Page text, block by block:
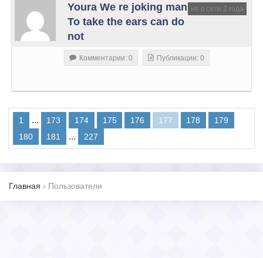
не в сети 2 года
Youra We re joking man
To take the ears can do
not
Комментарии: 0 Публикации: 0
1 ... 173 174 175 176 177 178
179
180
181 ... 227
Главная › Пользователи